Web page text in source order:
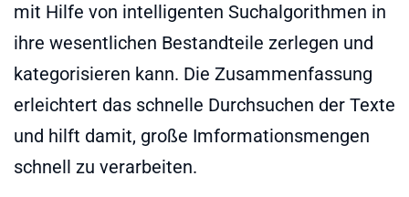
mit Hilfe von intelligenten Suchalgorithmen in
ihre wesentlichen Bestandteile zerlegen und
kategorisieren kann. Die Zusammenfassung
erleichtert das schnelle Durchsuchen der Texte
und hilft damit, große Imformationsmengen
schnell zu verarbeiten.